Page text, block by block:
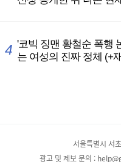
서울특별시 서
광고 및 제보 문의 :